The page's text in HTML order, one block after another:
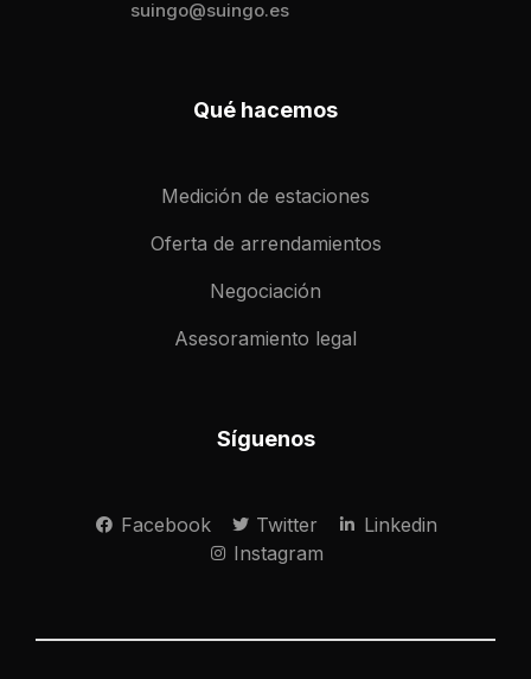
suingo@suingo.es
Qué hacemos
Medición de estaciones
Oferta de arrendamientos
Negociación
Asesoramiento legal
Síguenos
Facebook Twitter
Linkedin
Instagram